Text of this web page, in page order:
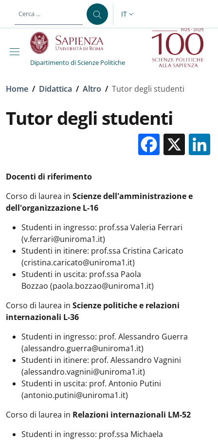
al contenuto principale
SELETTORE LINGUA:
IT
Dipartimento di Scienze Politiche
Briciole di pane
Home / Didattica / Altro / Tutor degli studenti
Tutor degli studenti
X
Docenti di riferimento
Corso di laurea in Scienze dell'amministrazione e
dell'organizzazione L-16
Studenti in ingresso: prof.ssa Valeria Ferrari
(v.ferrari@uniroma1.it)
Studenti in itinere: prof.ssa Cristina Caricato
(cristina.caricato@uniroma1.it)
Studenti in uscita: prof.ssa Paola
Bozzao (paola.bozzao@uniroma1.it)
Corso di laurea in Scienze politiche e relazioni
internazionali L-36
Studenti in ingresso: prof. Alessandro Guerra
(alessandro.guerra@uniroma1.it)
Studenti in itinere: prof. Alessandro Vagnini
(alessandro.vagnini@uniroma1.it)
Studenti in uscita: prof. Antonio Putini
(antonio.putini@uniroma1.it)
Corso di laurea in Relazioni internazionali LM-52
Studenti in ingresso: prof.ssa Michaela